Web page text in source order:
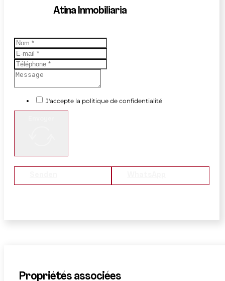
Atina Inmobiliaria
J'accepte la politique de confidentialité
Propriétés associées